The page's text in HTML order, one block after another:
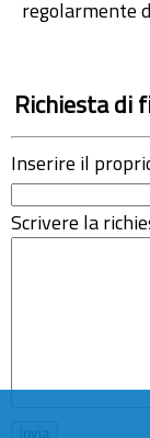
regolarmente
Richiesta di
Inserire il
Scrivere la